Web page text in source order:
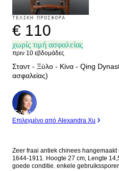
ΤΕΛΙΚΉ ΠΡΟΣΦΟΡΆ
€ 110
χωρίς τιμή ασφαλείας
πριν 10 εβδομάδες
Σταντ - Ξύλο - Κίνα - Qing Dynasty
ασφαλείας)
Ειδικός
Επιλεγμένο από Alexandra Xu
Zeer fraai antiek chinees
1644-1911. Hoogte 27 cm, Lengte 14,5 cm, Breedte 14,5 cm. Conditie: In
goede conditie. enkele gebruikssporen. Het kavel wordt